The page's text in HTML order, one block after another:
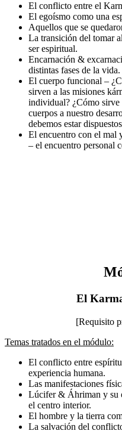
El conflicto entre el
El egoísmo como una
Aquellos que se
La transición del tomar
ser espiritual.
Encarnación &
distintas fases de la vida.
El cuerpo funcional –
sirven a las misiones
individual? ¿Cómo sirve
cuerpos a nuestro
debemos estar
El encuentro con el mal
– el encuentro personal
El
[Requisito
Temas tratados en el módulo:
El conflicto entre
experiencia humana.
Las manifestaciones
Lúcifer & Áhriman y su
el centro interior.
El hombre y la tierra
La salvación del